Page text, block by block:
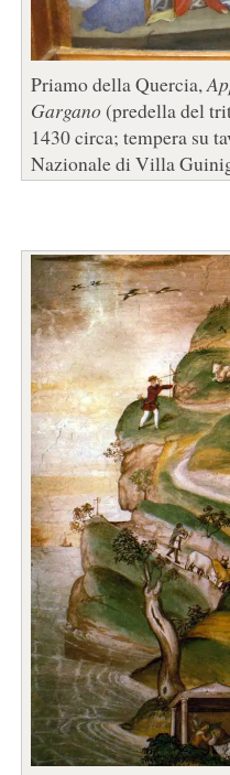
Priamo della Quercia,
Gargano(predella del
1430 circa; tempera su
Nazionale di Villa